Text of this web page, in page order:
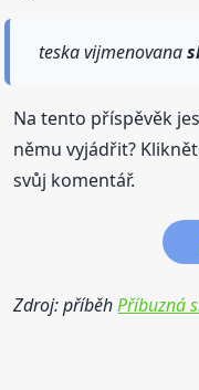
teska vijmenovana
Na tento příspěvěk
němu vyjádřit?
svůj komentář.
Zdroj: příběhPříbuzná